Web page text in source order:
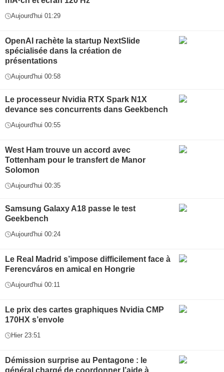
Aujourd'hui 01:29
OpenAI rachète la startup NextSlide
spécialisée dans la création de
présentations
Aujourd'hui 00:58
Le processeur Nvidia RTX Spark N1X
devance ses concurrents dans Geekbench
Aujourd'hui 00:55
West Ham trouve un accord avec
Tottenham pour le transfert de Manor
Solomon
Aujourd'hui 00:35
Samsung Galaxy A18 passe le test
Geekbench
Aujourd'hui 00:24
Le Real Madrid s’impose difficilement face à
Ferencváros en amical en Hongrie
Aujourd'hui 00:11
Le prix des cartes graphiques Nvidia CMP
170HX s’envole
Hier 23:51
Démission surprise au Pentagone : le